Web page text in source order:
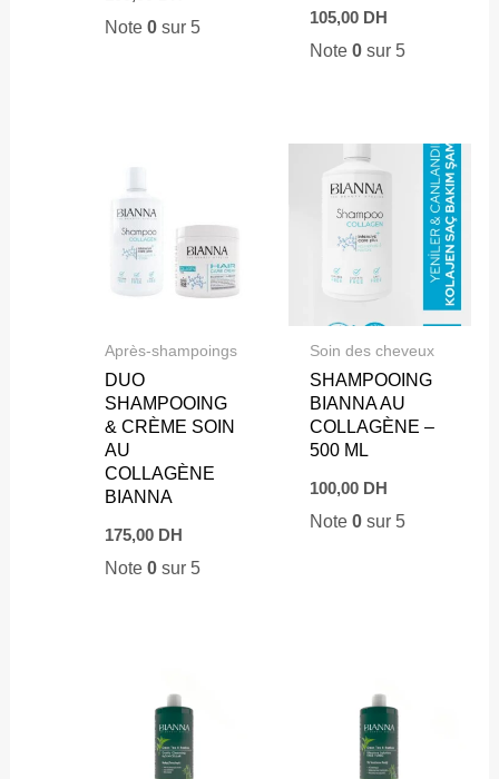
Note0 sur 5 105,00 DH
Note0 sur 5
Après-shampoings
DUO
SHAMPOOING
& CRÈME SOIN
AU
COLLAGÈNE
BIANNA
175,00 DH
Note0 sur 5
Soin des cheveux
SHAMPOOING
BIANNA AU
COLLAGÈNE –
500 ML
100,00 DH
Note0 sur 5